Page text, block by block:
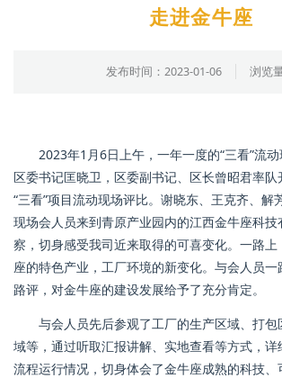
走进金牛座
发布时间：2023-01-06 浏览
2023年1月6日上午，一年一度的“三看”流动
区委书记匡晓卫，区委副书记、区长曾昭君率
“三看”项目流动现场评比。谢晓东、王克齐、解
现场会人员来到青原产业园内的江西金牛座科
察，切身感受我司近来取得的可喜变化。一路
座的特色产业，工厂环境的新变化。与会人员
路评，对金牛座的建设发展给予了充分肯定。
与会人员先后参观了工厂的生产区域、打
域等，通过听取汇报讲解、实地查看等方式，详
流程运行情况，切身体会了金牛座成熟的科技、